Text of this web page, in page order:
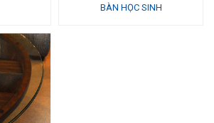
BÀN HỌC SINH